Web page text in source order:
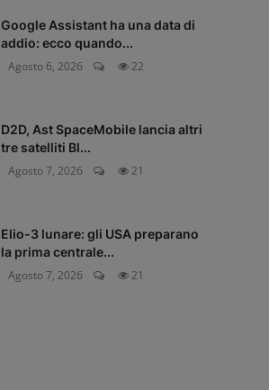
Google Assistant ha una data di
addio: ecco quando...
Agosto 6, 2026
22
D2D, Ast SpaceMobile lancia altri
tre satelliti Bl...
Agosto 7, 2026
21
Elio-3 lunare: gli USA preparano
la prima centrale...
Agosto 7, 2026
21